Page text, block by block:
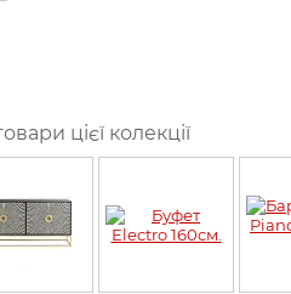
цієї колекції